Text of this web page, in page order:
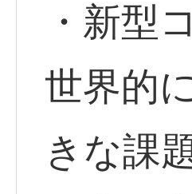
・新型
世界的
きな課